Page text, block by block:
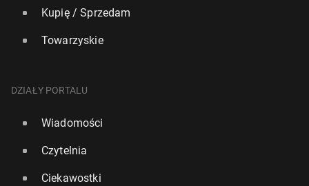
Kupię / Sprzedam
Towarzyskie
DZIAŁY PORTALU
Wiadomości
Czytelnia
Ciekawostki